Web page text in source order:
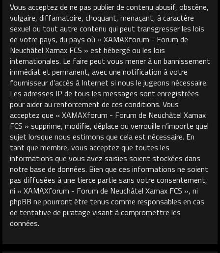
Vous acceptez de ne pas publier de contenu abusif, obscène,
vulgaire, diffamatoire, choquant, menaçant, à caractère
sexuel ou tout autre contenu qui peut transgresser les lois
de votre pays, du pays où « XAMAXforum - Forum de
Neuchâtel Xamax FCS » est hébergé ou les lois
internationales. Le faire peut vous mener à un bannissement
immédiat et permanent, avec une notification à votre
fournisseur d’accès à Internet si nous le jugeons nécessaire.
Les adresses IP de tous les messages sont enregistrées
pour aider au renforcement de ces conditions. Vous
acceptez que « XAMAXforum - Forum de Neuchâtel Xamax
FCS » supprime, modifie, déplace ou verrouille n’importe quel
sujet lorsque nous estimons que cela est nécessaire. En
tant que membre, vous acceptez que toutes les
informations que vous avez saisies soient stockées dans
notre base de données. Bien que ces informations ne soient
pas diffusées à une tierce partie sans votre consentement,
ni « XAMAXforum - Forum de Neuchâtel Xamax FCS », ni
phpBB ne pourront être tenus comme responsables en cas
de tentative de piratage visant à compromettre les
données.